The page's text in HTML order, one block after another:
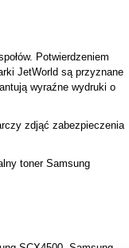
Potwierdzeniem
JetWorld są przyznane
wyraźne wydruki o
zdjąć zabezpieczenia
toner Samsung